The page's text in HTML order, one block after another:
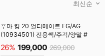
푸마 킹 20 얼티메이트 FG/AG
(10934501) 전용쌕/주걱/양말 #
26% 199,000 269,000